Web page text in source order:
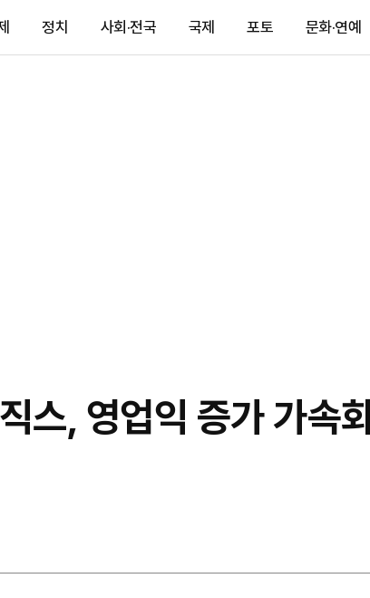
정치 사회·전국 국제 포토 문화·연예
스, 영업익 증가 가속